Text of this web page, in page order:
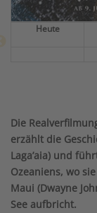
Heute
Die
erzählt die
Laga’aia) und
Ozeaniens, wo
Maui (Dwayne
See aufbricht.